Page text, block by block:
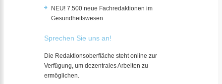
NEU! 7.500 neue Fachredaktionen im
Gesundheitswesen
Sprechen Sie uns an!
Die Redaktionsoberfläche steht online zur
Verfügung, um dezentrales Arbeiten zu
ermöglichen.